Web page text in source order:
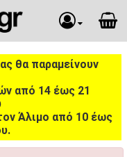
θα παραμείνουν
από 14 έως 21
Άλιμο από 10 έως